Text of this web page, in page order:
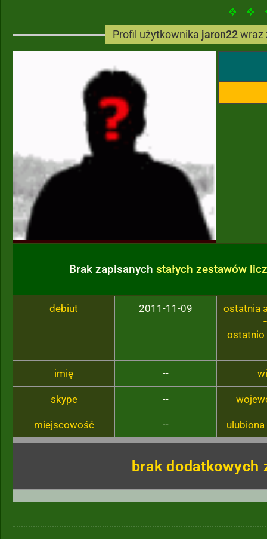
Profil użytkownika jaron22wraz
Brak zapisanych stałych zestawów
debiut 2011-11-09
ostatnia
ostatnio
imię --
skype --
miejscowość --
brak dodatkowych